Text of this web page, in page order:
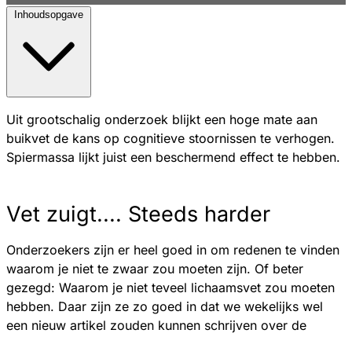
Inhoudsopgave
Uit grootschalig onderzoek blijkt een hoge mate aan
buikvet de kans op cognitieve stoornissen te verhogen.
Spiermassa lijkt juist een beschermend effect te hebben.
Vet zuigt.... Steeds harder
Onderzoekers zijn er heel goed in om redenen te vinden
waarom je niet te zwaar zou moeten zijn. Of beter
gezegd: Waarom je niet teveel lichaamsvet zou moeten
hebben. Daar zijn ze zo goed in dat we wekelijks wel
een nieuw artikel zouden kunnen schrijven over de